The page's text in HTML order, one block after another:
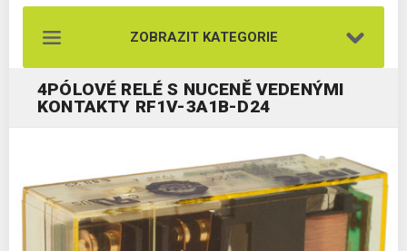
ZOBRAZIT KATEGORIE
4PÓLOVÉ RELÉ S NUCENĚ VEDENÝMI
KONTAKTY RF1V-3A1B-D24